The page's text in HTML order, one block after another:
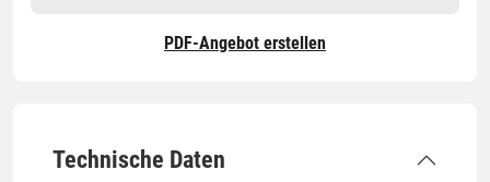
Technische Daten
PDF-Angebot erstellen